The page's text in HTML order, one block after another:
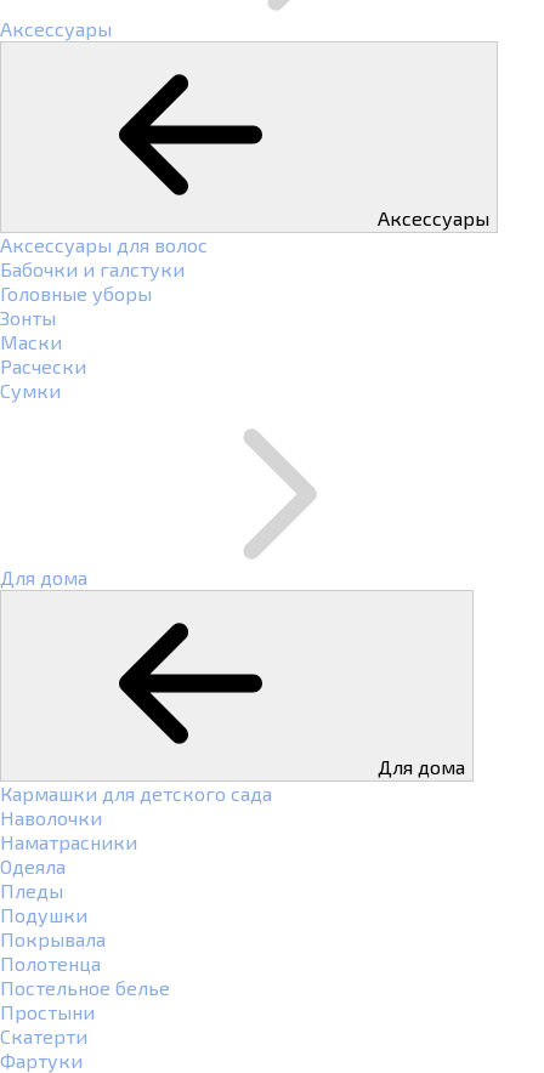
Аксессуары
Аксессуары
Аксессуары для волос
Бабочки и галстуки
Головные уборы
Зонты
Маски
Расчески
Сумки
Для дома
Для дома
Кармашки для детского сада
Наволочки
Наматрасники
Одеяла
Пледы
Подушки
Покрывала
Полотенца
Постельное белье
Простыни
Скатерти
Фартуки